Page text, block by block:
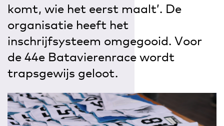
komt, wie het eerst maalt’. De
organisatie heeft het
inschrijfsysteem omgegooid. Voor
de 44e Batavierenrace wordt
trapsgewijs geloot.